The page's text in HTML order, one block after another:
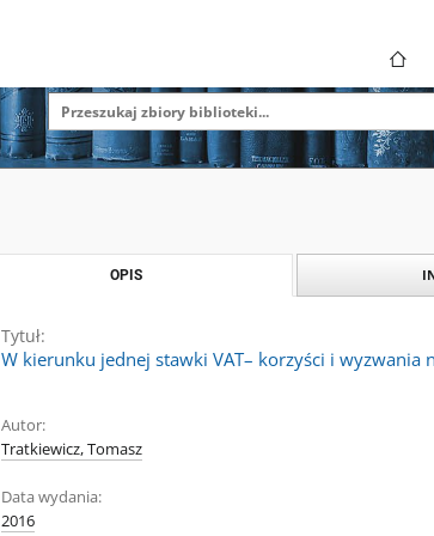
OPIS
Tytuł:
W kierunku jednej stawki VAT– korzyści i wyzwania
Autor:
Tratkiewicz, Tomasz
Data wydania:
2016